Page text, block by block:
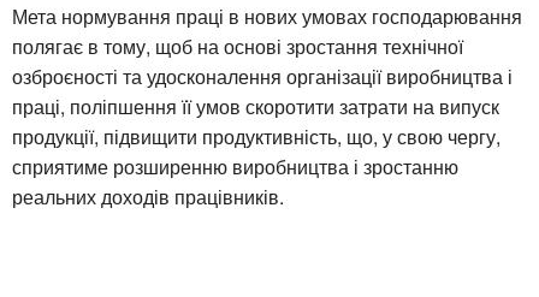
Мета нормування праці в нових умовах господарювання
полягає в тому, щоб на основі зростання технічної
озброєності та удосконалення організації виробництва і
праці, поліпшення її умов скоротити затрати на випуск
продукції, підвищити продуктивність, що, у свою чергу,
сприятиме розширенню виробництва і зростанню
реальних доходів працівників.